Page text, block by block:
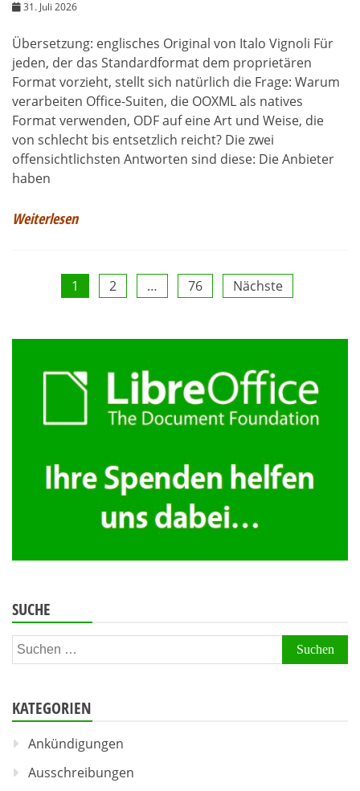
31. Juli 2026
Übersetzung: englisches Original von Italo Vignoli Für
jeden, der das Standardformat dem proprietären
Format vorzieht, stellt sich natürlich die Frage: Warum
verarbeiten Office-Suiten, die OOXML als natives
Format verwenden, ODF auf eine Art und Weise, die
von schlecht bis entsetzlich reicht? Die zwei
offensichtlichsten Antworten sind diese: Die Anbieter
haben
Weiterlesen
Seitennummerierung
der
Beiträge
1 2 … 76 Nächste
SUCHE
Suchen
nach:
KATEGORIEN
Ankündigungen
Ausschreibungen